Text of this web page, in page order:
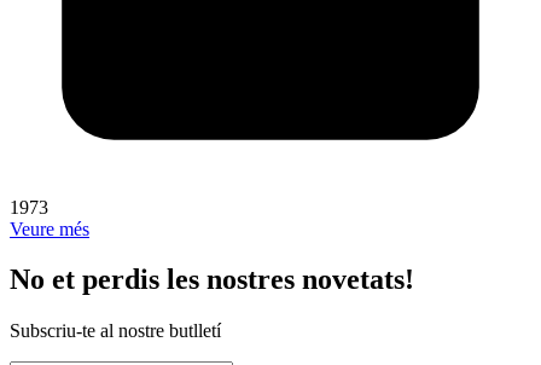
1973
Veure més
No et perdis les nostres novetats!
Subscriu-te al nostre butlletí